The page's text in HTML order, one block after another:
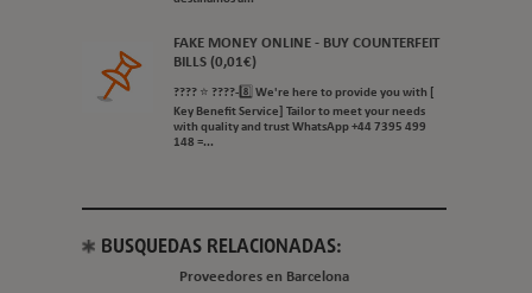
FAKE MONEY ONLINE - BUY COUNTERFEIT
BILLS (0,01€)
???? ⭐ ????-8️⃣ We're here to provide you with [
Key Benefit Service] Tailor to meet your needs
with quality and trust WhatsApp +44 7395 499
148 =...
BUSQUEDAS RELACIONADAS:
Proveedores en Barcelona